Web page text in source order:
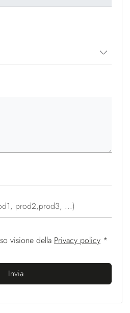
prod2,prod3, ...)
visione della Privacy policy *
Invia